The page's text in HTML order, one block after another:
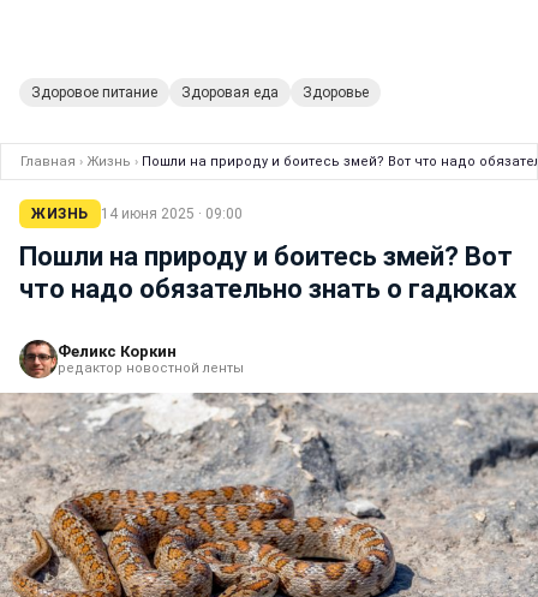
Здоровое питание Здоровая еда Здоровье
Главная › Жизнь › Пошли на природу и боитесь змей? Вот что надо
ЖИЗНЬ 14 июня 2025 · 09:00
Пошли на природу и боитесь змей? Вот
что надо обязательно знать о гадюках
Феликс Коркин
редактор новостной ленты